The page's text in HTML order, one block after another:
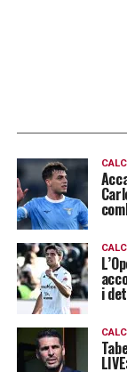
OBIETTIVO
valorizzare i
una
SOCIETA’
imprenditori
non
una società
Tommaso
i